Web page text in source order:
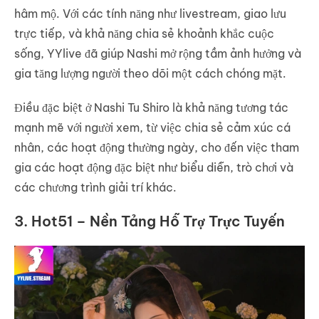
hâm mộ. Với các tính năng như livestream, giao lưu
trực tiếp, và khả năng chia sẻ khoảnh khắc cuộc
sống, YYlive đã giúp Nashi mở rộng tầm ảnh hưởng và
gia tăng lượng người theo dõi một cách chóng mặt.
Điều đặc biệt ở Nashi Tu Shiro là khả năng tương tác
mạnh mẽ với người xem, từ việc chia sẻ cảm xúc cá
nhân, các hoạt động thường ngày, cho đến việc tham
gia các hoạt động đặc biệt như biểu diễn, trò chơi và
các chương trình giải trí khác.
3. Hot51 – Nền Tảng Hỗ Trợ Trực Tuyến